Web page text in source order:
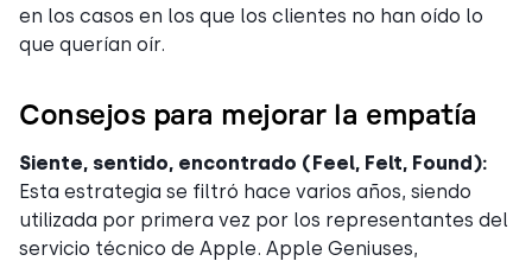
en los casos en los que los clientes no han oído lo
que querían oír.
Consejos para mejorar la empatía
Siente, sentido, encontrado (Feel, Felt, Found):
Esta estrategia se filtró hace varios años, siendo
utilizada por primera vez por los representantes del
servicio técnico de Apple. Apple Geniuses,